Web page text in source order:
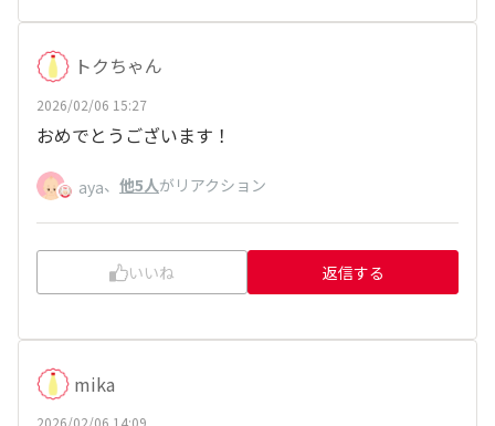
トクちゃん
2026/02/06 15:27
おめでとうございます！
aya、 他5人がリアクション
いいね 返信する
mika